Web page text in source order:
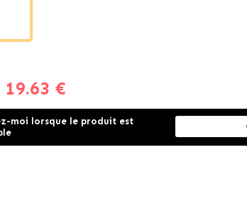
19.63 €
moi lorsque le produit est